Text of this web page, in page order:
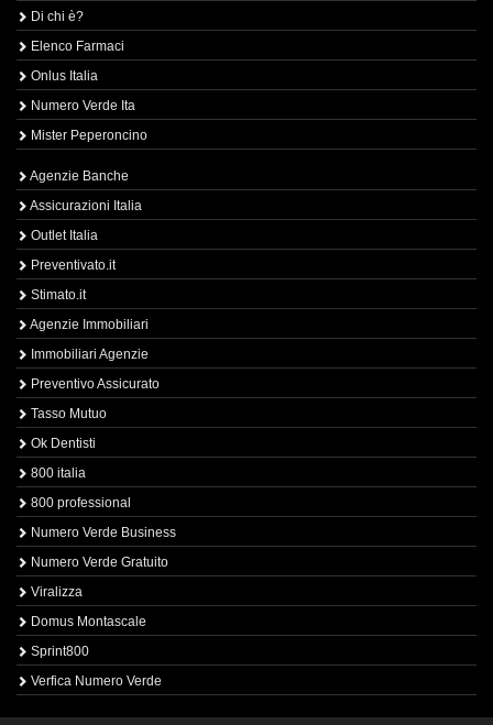
Di chi è?
Elenco Farmaci
Onlus Italia
Numero Verde Ita
Mister Peperoncino
Agenzie Banche
Assicurazioni Italia
Outlet Italia
Preventivato.it
Stimato.it
Agenzie Immobiliari
Immobiliari Agenzie
Preventivo Assicurato
Tasso Mutuo
Ok Dentisti
800 italia
800 professional
Numero Verde Business
Numero Verde Gratuito
Viralizza
Domus Montascale
Sprint800
Verfica Numero Verde